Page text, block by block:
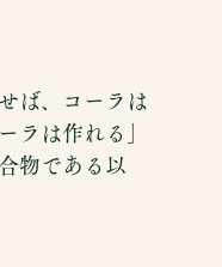
ば、コーラは
ラは作れる」
物である以